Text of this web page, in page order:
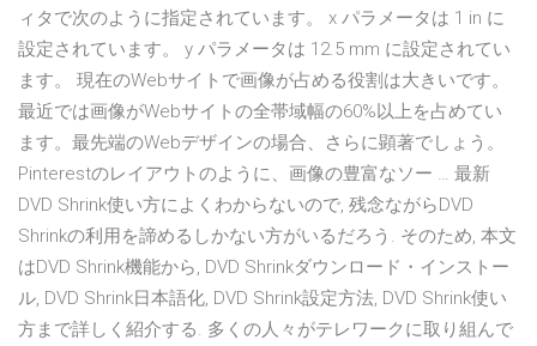
ィタで次のように指定されています。 x パラメータは 1 in に
設定されています。 y パラメータは 12.5 mm に設定されてい
ます。 現在のWebサイトで画像が占める役割は大きいです。
最近では画像がWebサイトの全帯域幅の60%以上を占めてい
ます。最先端のWebデザインの場合、さらに顕著でしょう。
Pinterestのレイアウトのように、画像の豊富なソー … 最新
DVD Shrink使い方によくわからないので, 残念ながらDVD
Shrinkの利用を諦めるしかない方がいるだろう. そのため, 本文
はDVD Shrink機能から, DVD Shrinkダウンロード・インストー
ル, DVD Shrink日本語化, DVD Shrink設定方法, DVD Shrink使い
方まで詳しく紹介する. 多くの人々がテレワークに取り組んで